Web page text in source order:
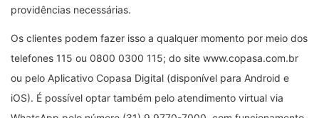
providências necessárias.
Os clientes podem fazer isso a qualquer momento por meio dos
telefones 115 ou 0800 0300 115; do site www.copasa.com.br
ou pelo Aplicativo Copasa Digital (disponível para Android e
iOS). É possível optar também pelo atendimento virtual via